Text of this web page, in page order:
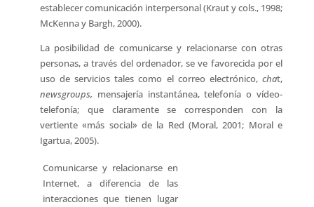
establecer comunicación interpersonal (Kraut y cols., 1998;
McKenna y Bargh, 2000).
La posibilidad de comunicarse y relacionarse con otras
personas, a través del ordenador, se ve favorecida por el
uso de servicios tales como el correo electrónico,chat,
newsgroups, mensajería instantánea, telefonía o vídeo-
telefonía; que claramente se corresponden con la
vertiente «más social» de la Red (Moral, 2001; Moral e
Igartua, 2005).
Comunicarse y relacionarse en
Internet, a diferencia de las
interacciones que tienen lugar